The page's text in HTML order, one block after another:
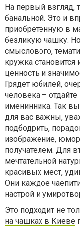
На первый взгляд,
банальной. Это и
приобретенную в
безликую чашку.
смыслового,
кружка
ценность и
Грядет юбилей,
человека –
именинника. Так
для вас важны,
подбодрить,
изображение, юмор
получателем. Для
мечтательной
красивых мест,
Они каждое
настрой и
Это подходит не
на чашках в Киеве